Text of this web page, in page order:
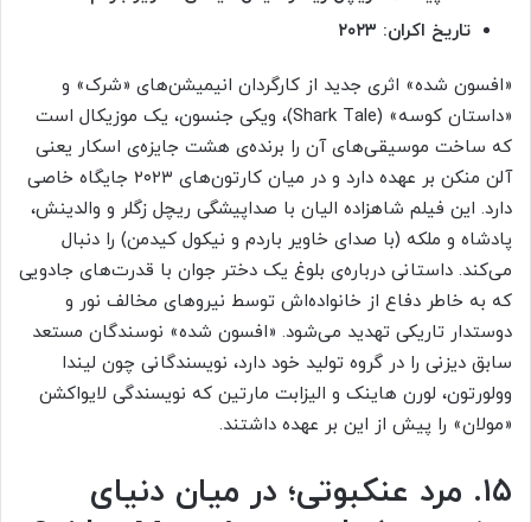
تاریخ اکران: ۲۰۲۳
«افسون شده» اثری جدید از کارگردان انیمیشن‌های «شرک» و
«داستان کوسه» (Shark Tale)، ویکی جنسون، یک موزیکال است
که ساخت موسیقی‌های آن را برنده‌ی هشت جایزه‌ی اسکار یعنی
آلن منکن بر عهده دارد و در میان کارتون‌های ۲۰۲۳ جایگاه خاصی
دارد. این فیلم شاهزاده الیان با صداپیشگی ریچل زگلر و والدینش،
پادشاه و ملکه (با صدای خاویر باردم و نیکول کیدمن) را دنبال
می‌کند. داستانی درباره‌ی بلوغ یک دختر جوان با قدرت‌های جادویی
که به خاطر دفاع از خانواده‌اش توسط نیروهای مخالف نور و
دوستدار تاریکی تهدید می‌شود. «افسون شده» نوسندگان مستعد
سابق دیزنی را در گروه تولید خود دارد، نویسندگانی چون لیندا
وولورتون، لورن هاینک و الیزابت مارتین که نویسندگی لایواکشن
«مولان» را پیش از این بر عهده داشتند.
۱۵. مرد عنکبوتی؛ در میان دنیای